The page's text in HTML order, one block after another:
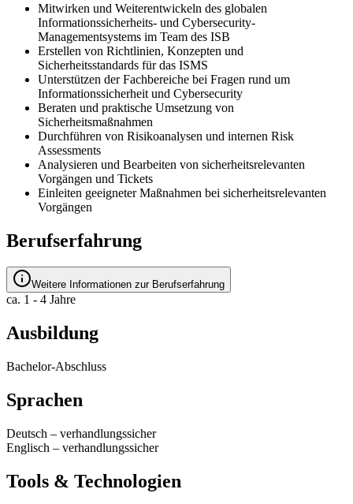
Mitwirken und Weiterentwickeln des globalen
Informationssicherheits- und Cybersecurity-
Managementsystems im Team des ISB
Erstellen von Richtlinien, Konzepten und
Sicherheitsstandards für das ISMS
Unterstützen der Fachbereiche bei Fragen rund um
Informationssicherheit und Cybersecurity
Beraten und praktische Umsetzung von
Sicherheitsmaßnahmen
Durchführen von Risikoanalysen und internen Risk
Assessments
Analysieren und Bearbeiten von sicherheitsrelevanten
Vorgängen und Tickets
Einleiten geeigneter Maßnahmen bei sicherheitsrelevanten
Vorgängen
Berufserfahrung
Weitere Informationen zur Berufserfahrung
ca. 1 - 4 Jahre
Ausbildung
Bachelor-Abschluss
Sprachen
Deutsch – verhandlungssicher
Englisch – verhandlungssicher
Tools & Technologien